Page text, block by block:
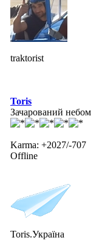
traktorist
Toris
Зачарований небом
Karma: +2027/-707
Offline
Toris.Україна